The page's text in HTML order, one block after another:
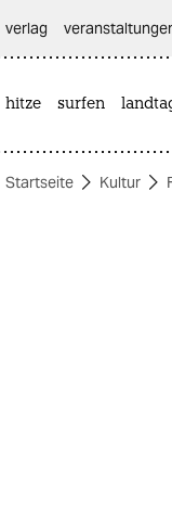
themen
verlag
hitze surfen
Startseite Kultur